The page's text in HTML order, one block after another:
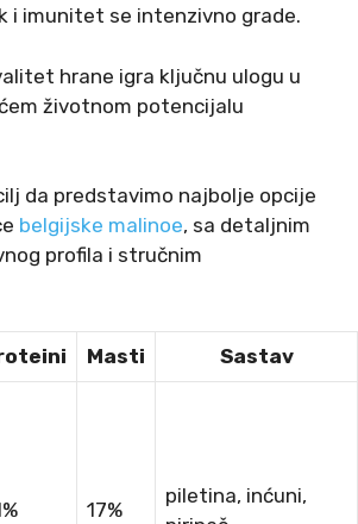
i imunitet se intenzivno grade.
hrane igra ključnu ulogu u
životnom potencijalu
da predstavimo najbolje opcije
belgijske malinoe, sa detaljnim
profila i stručnim
Masti Sastav
17%
piletina, inćuni,